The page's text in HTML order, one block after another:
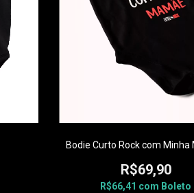
Bodie Curto Rock com Minha
R$69,90
R$66,41 com Boleto